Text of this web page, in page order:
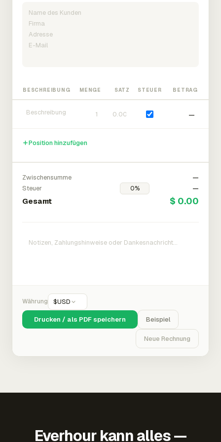
BESCHREIBUNG MENGE SATZ STEUER BETRAG
—
Position hinzufügen
Zwischensumme
—
Steuer
—
Gesamt $ 0.00
Währung $USD
Drucken / als PDF speichern Beispiel
Neue Rechnung
Everhour kann alles —